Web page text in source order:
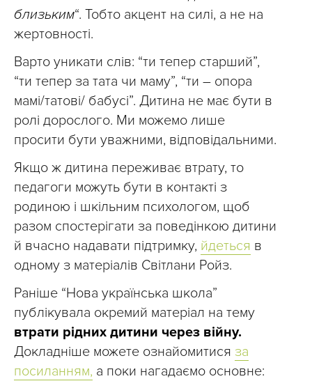
близьким“. Тобто акцент на силі, а не на
жертовності.
Варто уникати слів: “ти тепер старший”,
“ти тепер за тата чи маму”, “ти – опора
мамі/татові/ бабусі”. Дитина не має бути в
ролі дорослого. Ми можемо лише
просити бути уважними, відповідальними.
Якщо ж дитина переживає втрату, то
педагоги можуть бути в контакті з
родиною і шкільним психологом, щоб
разом спостерігати за поведінкою дитини
й вчасно надавати підтримку, йдеться в
одному з матеріалів Світлани Ройз.
Раніше “Нова українська школа”
публікувала окремий матеріал на тему
втрати рідних дитини через війну.
Докладніше можете ознайомитися за
посиланням, а поки нагадаємо основне: